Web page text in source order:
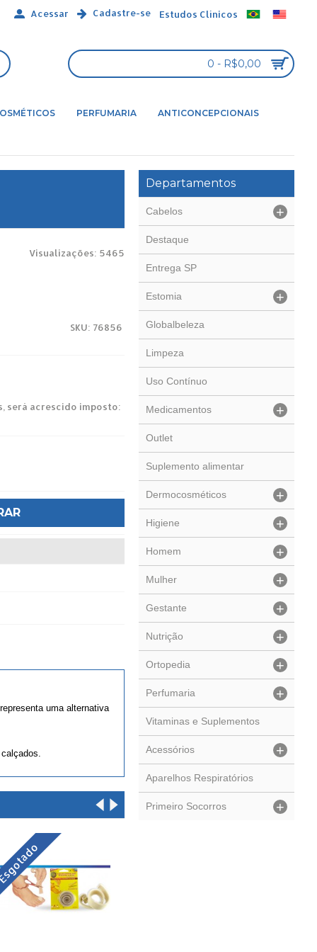
Acessar Cadastre-se Estudos Clínicos
0 - R$0,00
PERFUMARIA ANTICONCEPCIONAIS
Departamentos
Cabelos +
Destaque
Entrega SP
Estomia +
Globalbeleza
Limpeza
Uso Contínuo
Medicamentos +
Outlet
Suplemento alimentar
Dermocosméticos +
Higiene +
Homem +
Mulher +
Gestante +
Nutrição +
Ortopedia +
Perfumaria +
Vitaminas e Suplementos
Acessórios +
Aparelhos Respiratórios
Primeiro Socorros +
Visualizações: 5465
SKU: 76856
será acrescido imposto:
uma alternativa